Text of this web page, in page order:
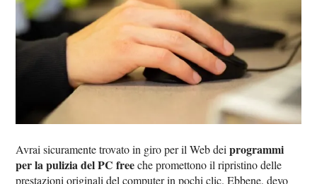
Avrai sicuramente trovato in giro per il Web deiprogrammi
per la pulizia del PC freeche promettono il ripristino delle
prestazioni originali del computer in pochi clic. Ebbene, devo